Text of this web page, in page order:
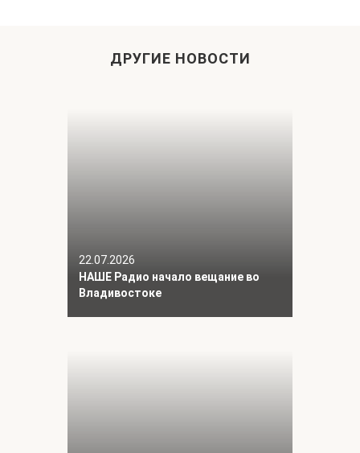
ДРУГИЕ НОВОСТИ
22.07.2026
НАШЕ Радио начало вещание во
Владивостоке